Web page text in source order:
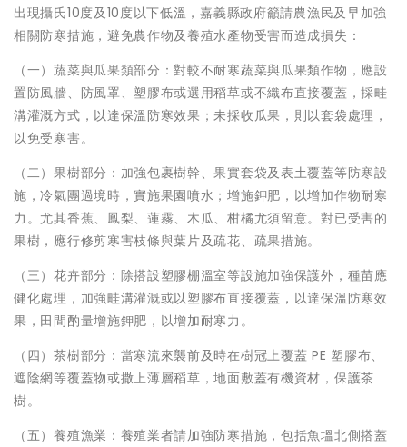
出現攝氏10度及10度以下低溫，嘉義縣政府籲請農漁民及早加強
相關防寒措施，避免農作物及養殖水產物受害而造成損失：
（一）蔬菜與瓜果類部分：對較不耐寒蔬菜與瓜果類作物，應設
置防風牆、防風罩、塑膠布或選用稻草或不織布直接覆蓋，採畦
溝灌溉方式，以達保溫防寒效果；未採收瓜果，則以套袋處理，
以免受寒害。
（二）果樹部分：加強包裹樹幹、果實套袋及表土覆蓋等防寒設
施，冷氣團過境時，實施果園噴水；增施鉀肥，以增加作物耐寒
力。尤其香蕉、鳳梨、蓮霧、木瓜、柑橘尤須留意。對已受害的
果樹，應行修剪寒害枝條與葉片及疏花、疏果措施。
（三）花卉部分：除搭設塑膠棚溫室等設施加強保護外，種苗應
健化處理，加強畦溝灌溉或以塑膠布直接覆蓋，以達保溫防寒效
果，田間酌量增施鉀肥，以增加耐寒力。
（四）茶樹部分：當寒流來襲前及時在樹冠上覆蓋 PE 塑膠布、
遮陰網等覆蓋物或撒上薄層稻草，地面敷蓋有機資材，保護茶
樹。
（五）養殖漁業：養殖業者請加強防寒措施，包括魚塭北側搭蓋